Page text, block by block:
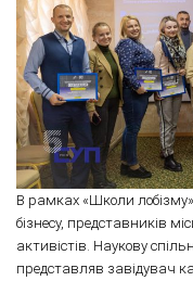
В рамках «Школи
бізнесу, представників
активістів. Наукову
представляв завідувач